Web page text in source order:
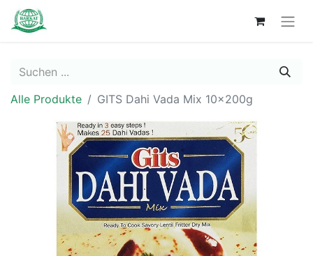
Alle Produkte GITS Dahi Vada Mix 10x200g